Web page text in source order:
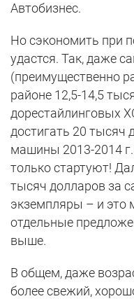
Автобизнес.
Но сэкономить при
удастся. Так, даже
(преимущественно
районе 12,5-14,5
дорестайлинговых
достигать 20 тысяч
машины 2013-2014
только стартуют!
тысяч долларов за
экземпляры – и это
отдельные
выше.
В общем, даже
более свежий,